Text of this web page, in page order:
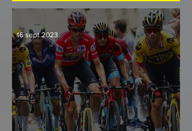
16 sept 2023